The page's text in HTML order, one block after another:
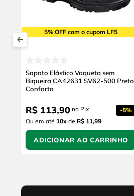
5% OFF com o cupom LF5
Sapato Elástico Vaqueta sem
Biqueira CA42631 SV62-500 Preto
Conforto
R$ 113,90 no Pix -5%
Ou em até 10x de R$ 11,99
ADICIONAR AO CARRINHO